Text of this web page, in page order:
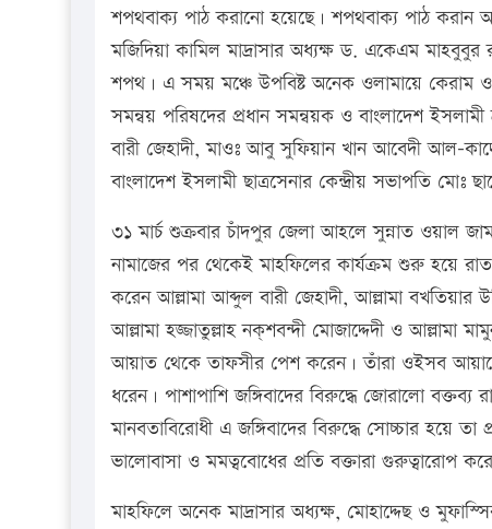
শপথবাক্য পাঠ করানো হয়েছে। শপথবাক্য পাঠ করান
মজিদিয়া কামিল মাদ্রাসার অধ্যক্ষ ড. একেএম
শপথ। এ সময় মঞ্চে উপবিষ্ট অনেক ওলামায়ে কেরাম
সমন্বয় পরিষদের প্রধান সমন্বয়ক ও বাংলাদেশ
বারী জেহাদী, মাওঃ আবু সুফিয়ান খান আবেদী আল-
বাংলাদেশ ইসলামী ছাত্রসেনার কেন্দ্রীয় সভাপতি
৩১ মার্চ শুক্রবার চাঁদপুর জেলা আহলে সুন্নাত
নামাজের পর থেকেই মাহফিলের কার্যক্রম শুরু হয়ে
করেন আল্লামা আব্দুল বারী জেহাদী, আল্লামা
আল্লামা হজ্জাতুল্লাহ নক্শবন্দী মোজাদ্দেদী ও আল্লামা
আয়াত থেকে তাফসীর পেশ করেন। তাঁরা ওইসব
ধরেন। পাশাপাশি জঙ্গিবাদের বিরুদ্ধে জোরালো
মানবতাবিরোধী এ জঙ্গিবাদের বিরুদ্ধে সোচ্চার হয়ে
ভালোবাসা ও মমত্ববোধের প্রতি বক্তারা গুরুত্বারোপ
মাহফিলে অনেক মাদ্রাসার অধ্যক্ষ, মোহাদ্দেছ ও